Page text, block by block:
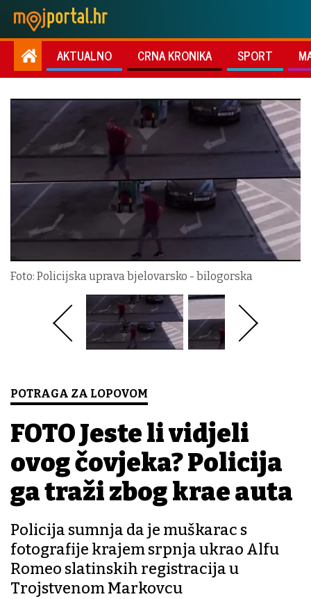
AKTUALNO CRNA KRONIKA SPORT
Foto: Policijska uprava bjelovarsko - bilogorska
POTRAGA ZA LOPOVOM
FOTO Jeste li vidjeli
ovog čovjeka? Policija
ga traži zbog krađe auta
Policija sumnja da je muškarac s
fotografije krajem srpnja ukrao Alfu
Romeo slatinskih registracija u
Trojstvenom Markovcu